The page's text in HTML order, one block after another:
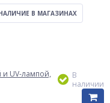
В МАГАЗИНАХ
и UV-лампой,
В
наличии